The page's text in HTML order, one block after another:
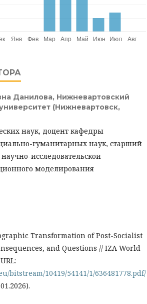
Данилова, Нижневартовский
(Нижневартовск,
наук, доцент кафедры
гуманитарных наук, старший
исследовательской
моделирования
Transformation of Post-Socialist
and Questions // IZA World
bitstream/10419/54141/1/636481778.pdf/